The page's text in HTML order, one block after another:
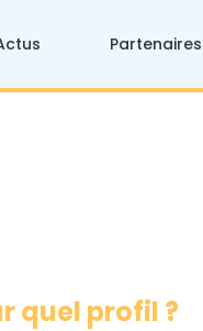
Partenaires
quel profil ?